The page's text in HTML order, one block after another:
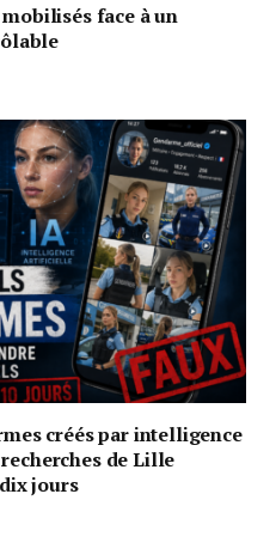
face à un
créés par intelligence
de Lille
jours